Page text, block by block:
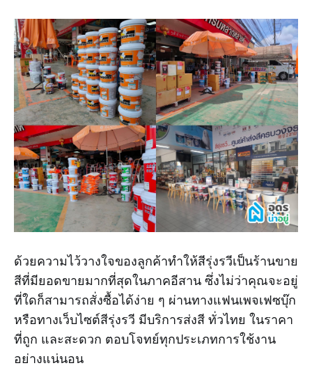
ด้วยความไว้วางใจของลูกค้าทำให้สีรุ่งรวีเป็นร้านขาย
สีที่มียอดขายมากที่สุดในภาคอีสาน ซึ่งไม่ว่าคุณจะอยู่
ที่ใดก็สามารถสั่งซื้อได้ง่าย ๆ ผ่านทางแฟนเพจเฟซบุ๊ก
หรือทางเว็บไซต์สีรุ่งรวี มีบริการส่งสี ทั่วไทย ในราคา
ที่ถูก และสะดวก ตอบโจทย์ทุกประเภทการใช้งาน
อย่างแน่นอน